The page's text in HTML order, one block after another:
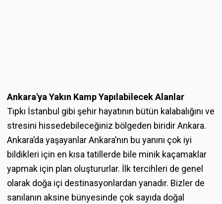
Ankara'ya Yakın Kamp Yapılabilecek Alanlar
Tıpkı İstanbul gibi şehir hayatının bütün kalabalığını ve
stresini hissedebileceğiniz bölgeden biridir Ankara.
Ankara’da yaşayanlar Ankara’nın bu yanını çok iyi
bildikleri için en kısa tatillerde bile minik kaçamaklar
yapmak için plan oluştururlar. İlk tercihleri de genel
olarak doğa içi destinasyonlardan yanadır. Bizler de
sanılanın aksine bünyesinde çok sayıda doğal